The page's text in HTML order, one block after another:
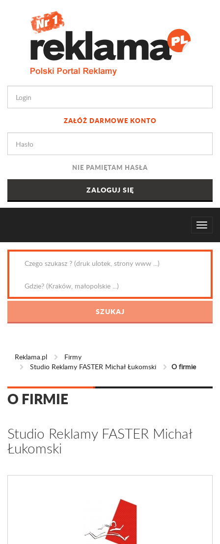
ZAŁÓŻ DARMOWE KONTO
NIE PAMIĘTAM HASŁA
Reklama.pl
Firmy
Studio Reklamy FASTER Michał Łukomski
O firmie
O FIRMIE
Studio Reklamy FASTER Michał
Łukomski